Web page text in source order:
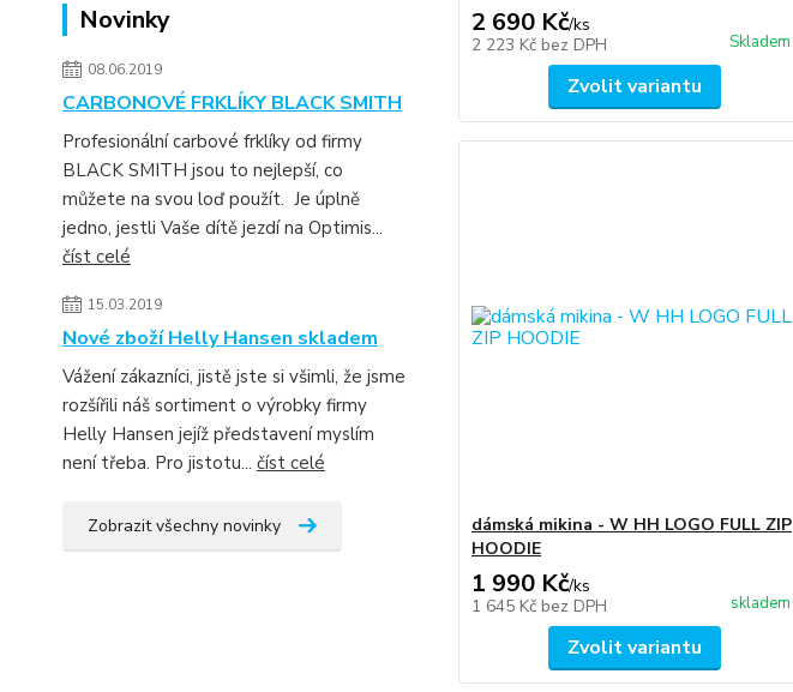
Novinky
08.06.2019
CARBONOVÉ FRKLÍKY BLACK SMITH
Profesionální carbové frklíky od firmy
BLACK SMITH jsou to nejlepší, co
můžete na svou loď použít. Je úplně
jedno, jestli Vaše dítě jezdí na Optimis...
číst celé
15.03.2019
Nové zboží Helly Hansen skladem
Vážení zákazníci, jistě jste si všimli, že jsme
rozšířili náš sortiment o výrobky firmy
Helly Hansen jejíž představení myslím
není třeba. Pro jistotu... číst celé
Zobrazit všechny novinky
2 690 Kč/ks
2 223 Kč bez DPH Skladem
Zvolit variantu
dámská mikina - W HH LOGO FULL ZIP
HOODIE
1 990 Kč/ks
1 645 Kč bez DPH skladem
Zvolit variantu